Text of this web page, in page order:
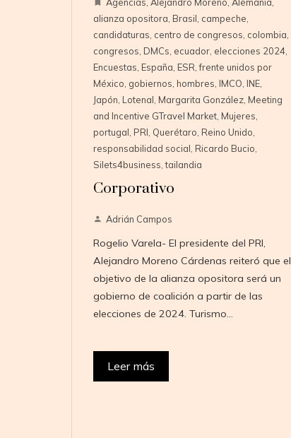
alianza opositora Brasil campeche
candidaturas centro de congresos colombia
congresos DMCs ecuador, elecciones 2024,
Encuestas España ESR ,frente unidos por
México gobiernos hombres IMCO INE,
Japón Lotenal Margarita González, Meeting
and Incentive GTravel Market, Mujeres
portugal PRI Querétaro Reino Unido
responsabilidad social Ricardo Bucio
Silets4business ,tailandia
Corporativo
Adrián Campos
Rogelio Varela- El presidente del PRI,
Alejandro Moreno Cárdenas reiteró que el
objetivo de la alianza opositora será un
gobierno de coalición a partir de las
elecciones de 2024. Turismo…
Leer más